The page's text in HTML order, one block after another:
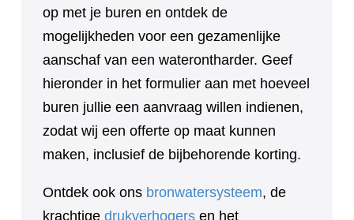
op met je buren en ontdek de
mogelijkheden voor een gezamenlijke
aanschaf van een waterontharder. Geef
hieronder in het formulier aan met hoeveel
buren jullie een aanvraag willen indienen,
zodat wij een offerte op maat kunnen
maken, inclusief de bijbehorende korting.
Ontdek ook ons bronwatersysteem, de
krachtige drukverhogers en het